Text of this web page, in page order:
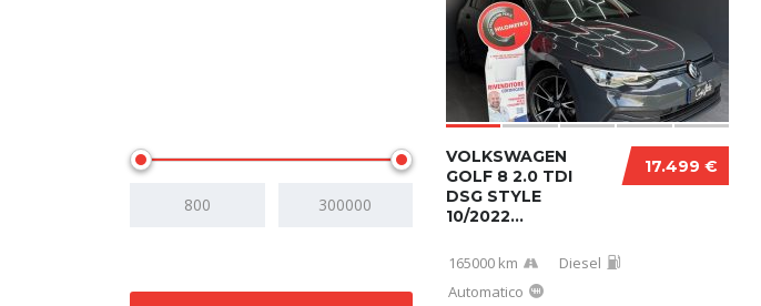
17.499 €
VOLKSWAGEN
GOLF 8 2.0 TDI
DSG STYLE
10/2022...
165000 km
Diesel
Automatico